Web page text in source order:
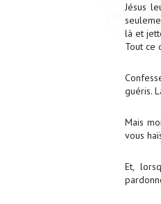
Jésus
là et
Tout ce
guéris.
Mais
vous
Et,